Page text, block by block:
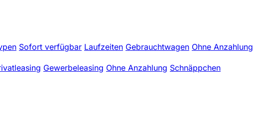
Sofort verfügbar Laufzeiten Gebrauchtwagen Ohne Anzahlung
Gewerbeleasing Ohne Anzahlung Schnäppchen